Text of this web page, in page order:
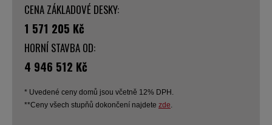
CENA ZÁKLADOVÉ DESKY:
1 571 205 Kč
HORNÍ STAVBA OD:
4 946 512 Kč
* Uvedené ceny domů jsou včetně 12% DPH.
**Ceny všech stupňů dokončení najdete zde.